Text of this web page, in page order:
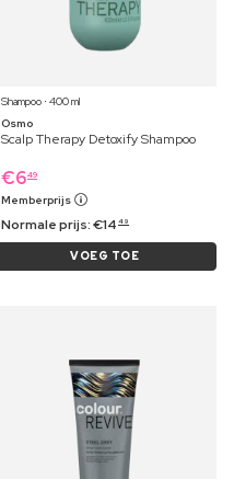
Shampoo ⋅ 400 ml
Osmo
Scalp Therapy Detoxify Shampoo
€649
Memberprijs
Normale prijs:€14 49
VOEG TOE